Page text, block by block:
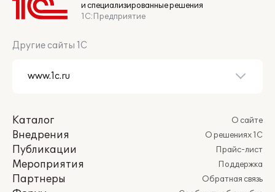
и специализированные решения
1С:Предприятие
Другие сайты 1С
Каталог
Внедрения
Публикации
Мероприятия
Партнеры
О сайте
О решениях 1С
Прайс-лист
Поддержка
Обратная связь